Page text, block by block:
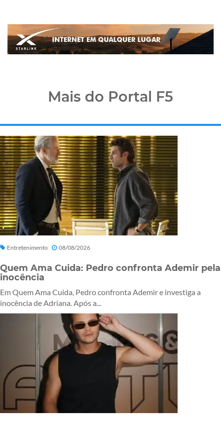
Mais do Portal F5
Entretenimento 08/08/2026
Quem Ama Cuida: Pedro confronta Ademir pela
inocência
Em Quem Ama Cuida, Pedro confronta Ademir e investiga a
inocência de Adriana. Após a...